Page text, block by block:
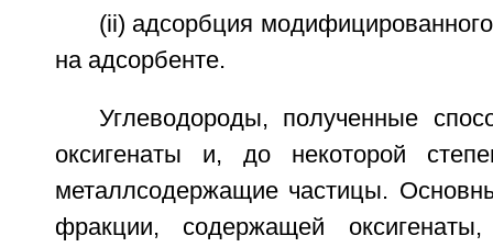
(ii) адсорбция
на адсорбенте.
Углеводороды, полученные
оксигенаты и, до некоторой
металлсодержащие частицы.
фракции, содержащей